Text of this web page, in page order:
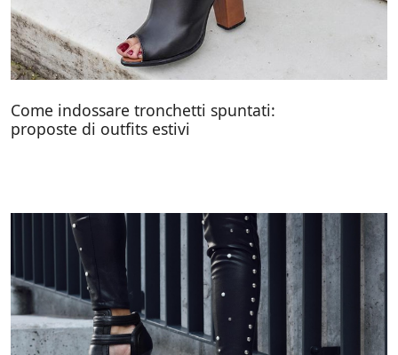
Come indossare tronchetti spuntati:
proposte di outfits estivi